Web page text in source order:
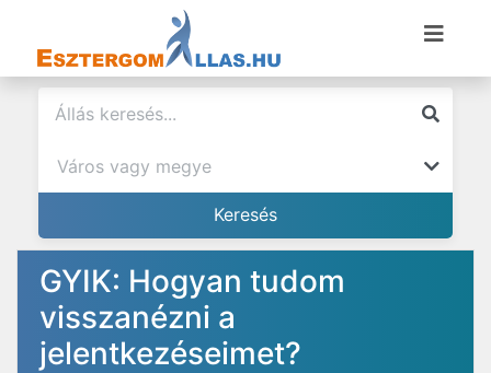
GYIK: Hogyan tudom
visszanézni a
jelentkezéseimet?